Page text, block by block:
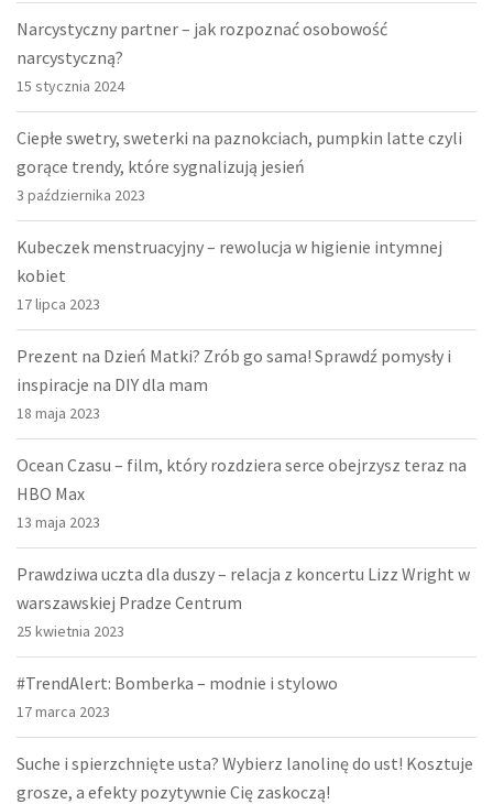
Narcystyczny partner – jak rozpoznać osobowość
narcystyczną?
15 stycznia 2024
Ciepłe swetry, sweterki na paznokciach, pumpkin latte czyli
gorące trendy, które sygnalizują jesień
3 października 2023
Kubeczek menstruacyjny – rewolucja w higienie intymnej
kobiet
17 lipca 2023
Prezent na Dzień Matki? Zrób go sama! Sprawdź pomysły i
inspiracje na DIY dla mam
18 maja 2023
Ocean Czasu – film, który rozdziera serce obejrzysz teraz na
HBO Max
13 maja 2023
Prawdziwa uczta dla duszy – relacja z koncertu Lizz Wright w
warszawskiej Pradze Centrum
25 kwietnia 2023
#TrendAlert: Bomberka – modnie i stylowo
17 marca 2023
Suche i spierzchnięte usta? Wybierz lanolinę do ust! Kosztuje
grosze, a efekty pozytywnie Cię zaskoczą!